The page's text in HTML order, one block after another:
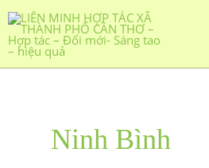
Ninh Bình